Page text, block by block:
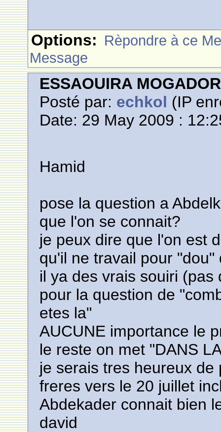
Options: Rèpondre à ce
Message
ESSAOUIRA MOGADOR
Posté par: echkol (IP
Date: 29 May 2009 :
Hamid
pose la question a
que l'on se connait?
je peux dire que l'on est
qu'il ne travail pour "dou"
il ya des vrais souiri (pas
pour la question de
etes la"
AUCUNE importance le
le reste on met "DANS
je serais tres heureux
freres vers le 20 juillet
Abdekader connait bien
david